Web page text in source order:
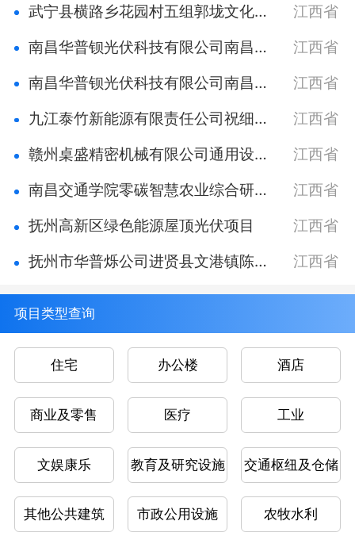
武宁县横路乡花园村五组郭垅文化活动中心项目
江西省
南昌华普钡光伏科技有限公司南昌县塘南镇李国强30KW屋顶光伏发电项目
江西省
南昌华普钡光伏科技有限公司南昌县塘南镇李国有50KW屋顶光伏发电项目
江西省
九江泰竹新能源有限责任公司祝细平屋顶40kW非自然人光伏发电项目
江西省
赣州桌盛精密机械有限公司通用设备模具刀具五金等产品生产销售项目
江西省
南昌交通学院零碳智慧农业综合研究中心项目
江西省
抚州高新区绿色能源屋顶光伏项目
江西省
抚州市华普烁公司进贤县文港镇陈光明吴有根166KW分布式光伏发电项目
江西省
项目类型查询
住宅 办公楼 酒店
商业及零售 医疗 工业
文娱康乐 教育及研究设施 交通枢纽及仓储
其他公共建筑 市政公用设施 农牧水利